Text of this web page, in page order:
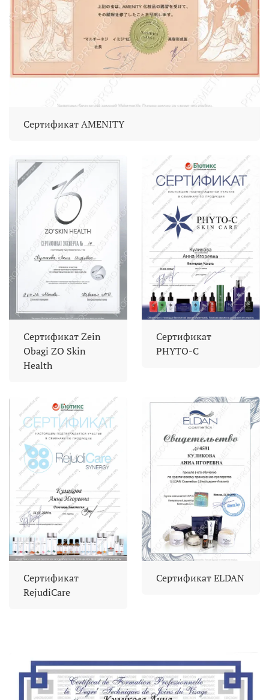
Сертификат AMENITY
Сертификат Zein
Obagi ZO Skin
Health
Сертификат
PHYTO-C
Сертификат
RejudiCare
Сертификат ELDAN